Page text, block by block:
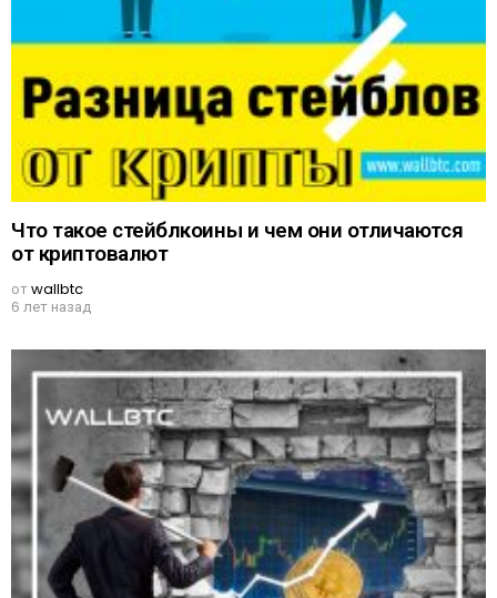
Что такое стейблкоины и чем они отличаются
от криптовалют
отwallbtc
6 лет назад